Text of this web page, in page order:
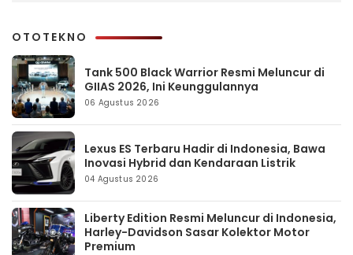
OTOTEKNO
Tank 500 Black Warrior Resmi Meluncur di
GIIAS 2026, Ini Keunggulannya
06 Agustus 2026
Lexus ES Terbaru Hadir di Indonesia, Bawa
Inovasi Hybrid dan Kendaraan Listrik
04 Agustus 2026
Liberty Edition Resmi Meluncur di Indonesia,
Harley-Davidson Sasar Kolektor Motor
Premium